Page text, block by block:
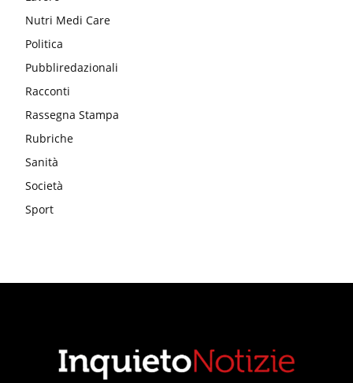
Nutri Medi Care
Politica
Pubbliredazionali
Racconti
Rassegna Stampa
Rubriche
Sanità
Società
Sport